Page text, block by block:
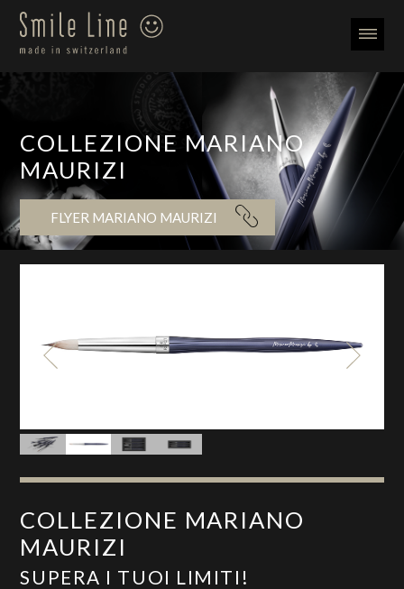
COLLEZIONE MARIANO
MAURIZI
FLYER MARIANO MAURIZI
COLLEZIONE MARIANO
MAURIZI
SUPERA I TUOI LIMITI!